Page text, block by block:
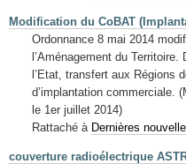
Modification du CoBAT
Ordonnance 8 mai 2014
l’Aménagement du
l’Etat, transfert aux Régions
d’implantation commerciale.
le 1er juillet 2014)
Rattaché à Dernières
couverture radioélectrique